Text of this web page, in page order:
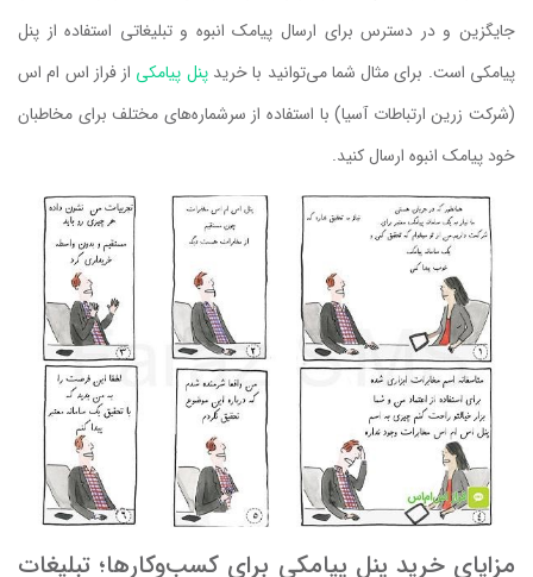
جایگزین و در دسترس برای ارسال پیامک انبوه و تبلیغاتی استفاده از پنل
پیامکی است. برای مثال شما می‌توانید با خریدپنل پیامکی از فراز اس ام اس
(شرکت زرین ارتباطات آسیا) با استفاده از سرشماره‌های مختلف برای مخاطبان
خود پیامک انبوه ارسال کنید.
مزایای خرید پنل پیامکی برای کسب‌وکارها؛ تبلیغات